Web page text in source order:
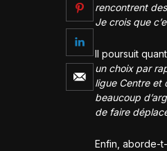
rencontrent
Je crois que
Il poursuit
un choix par
ligue Centre et
beaucoup
de faire
Enfin, aborde-